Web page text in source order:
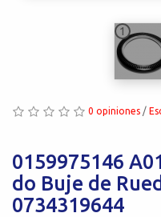
1
0 opiniones /
0159975146
do Buje de
0734319644